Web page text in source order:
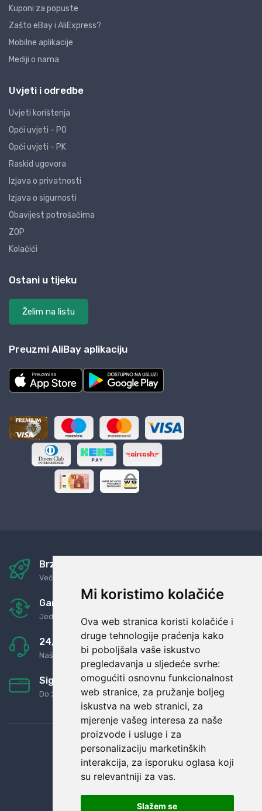
Mi koristimo kolačiće
Ova web stranica koristi kolačiće i
druge tehnologije praćenja kako
bi poboljšala vaše iskustvo
pregledavanja u sljedeće svrhe:
omogućiti osnovnu funkcionalnost
web stranice, za pružanje boljeg
iskustva na web stranici, za
mjerenje vašeg interesa za naše
proizvode i usluge i za
personalizaciju marketinških
interakcija, za isporuku oglasa koji
su relevantniji za vas.
Slažem se
Kuponi za popuste
Zašto eBay i AliExpress?
Mobilne aplikacije
Mediji o nama
Uvjeti i odredbe
Uvjeti korištenja
Opći uvjeti - PO
Opći uvjeti - PK
Raskid ugovora
Izjava o privatnosti
Izjava o sigurnosti
Obavijest potrošačima
ZOP
Kolačići
Ostani u tijeku
Želim na listu
Preuzmi AliBay aplikaciju
Brza i sigurna dostava
Već za nekoliko dana kod vas
Garancija u povrat novaca
Jednostavno pravilo: Roba za novac
24/7 odlična podrška
Naši agenti uvijek na raspolaganju
Sigurno obročno plaćanje
Do 24 rata bez kamata